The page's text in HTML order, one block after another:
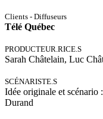
Clients - Diffuseurs
Télé Québec
PRODUCTEUR.RICE.S
Sarah Châtelain, Luc
SCÉNARISTE.S
Idée originale et
Durand